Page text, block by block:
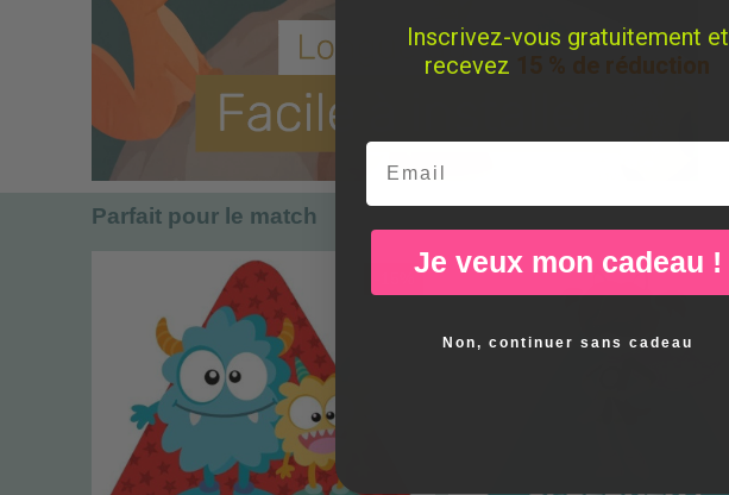
Parfait pour le match
Inscrivez-vous gratuitement et
recevez
Email
Je veux mon cadeau !
Non, continuer sans cadeau